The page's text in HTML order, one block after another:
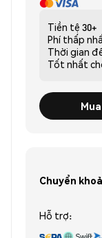
Tiền tệ 30+
Phí thấp
Thời gian
Tốt nhất
Chuyển
Hỗ trợ: